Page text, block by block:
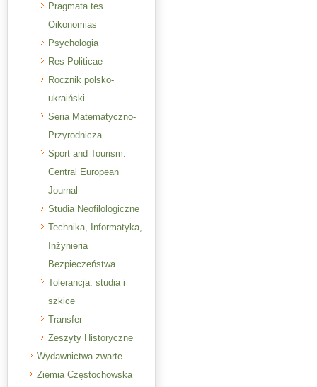
Pragmata tes
Oikonomias
Psychologia
Res Politicae
Rocznik polsko-
ukraiński
Seria Matematyczno-
Przyrodnicza
Sport and Tourism.
Central European
Journal
Studia Neofilologiczne
Technika, Informatyka,
Inżynieria
Bezpieczeństwa
Tolerancja: studia i
szkice
Transfer
Zeszyty Historyczne
Wydawnictwa zwarte
Ziemia Częstochowska